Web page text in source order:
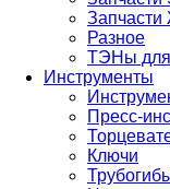
Запчасти
Разное
ТЭНы для
Инструменты
Пресс-
Ключи